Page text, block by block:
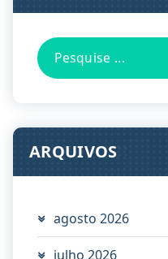
Pesquisa
por:
ARQUIVOS
agosto 2026
julho 2026